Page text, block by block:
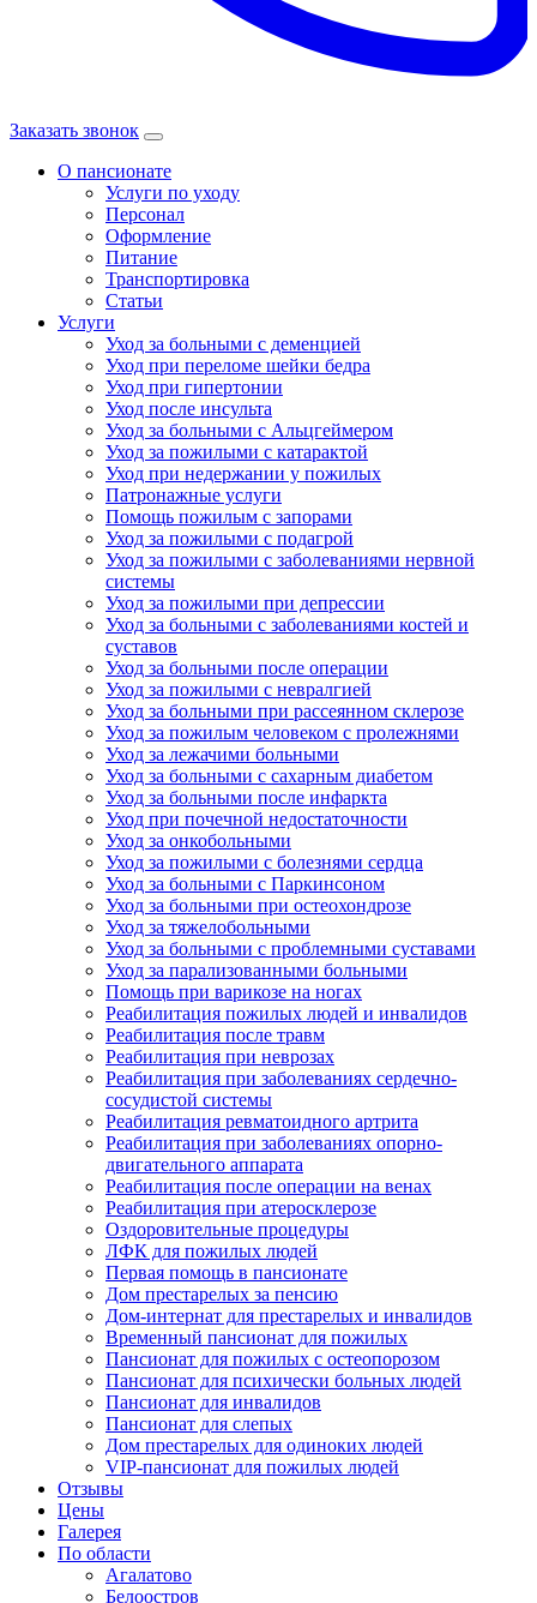
Заказать звонок
О пансионате
Услуги по уходу
Персонал
Оформление
Питание
Транспортировка
Статьи
Услуги
Уход за больными с деменцией
Уход при переломе шейки бедра
Уход при гипертонии
Уход после инсульта
Уход за больными с Альцгеймером
Уход за пожилыми с катарактой
Уход при недержании у пожилых
Патронажные услуги
Помощь пожилым с запорами
Уход за пожилыми с подагрой
Уход за пожилыми с заболеваниями нервной
системы
Уход за пожилыми при депрессии
Уход за больными с заболеваниями костей и
суставов
Уход за больными после операции
Уход за пожилыми с невралгией
Уход за больными при рассеянном склерозе
Уход за пожилым человеком с пролежнями
Уход за лежачими больными
Уход за больными с сахарным диабетом
Уход за больными после инфаркта
Уход при почечной недостаточности
Уход за онкобольными
Уход за пожилыми с болезнями сердца
Уход за больными с Паркинсоном
Уход за больными при остеохондрозе
Уход за тяжелобольными
Уход за больными с проблемными суставами
Уход за парализованными больными
Помощь при варикозе на ногах
Реабилитация пожилых людей и инвалидов
Реабилитация после травм
Реабилитация при неврозах
Реабилитация при заболеваниях сердечно-
сосудистой системы
Реабилитация ревматоидного артрита
Реабилитация при заболеваниях опорно-
двигательного аппарата
Реабилитация после операции на венах
Реабилитация при атеросклерозе
Оздоровительные процедуры
ЛФК для пожилых людей
Первая помощь в пансионате
Дом престарелых за пенсию
Дом-интернат для престарелых и инвалидов
Временный пансионат для пожилых
Пансионат для пожилых с остеопорозом
Пансионат для психически больных людей
Пансионат для инвалидов
Пансионат для слепых
Дом престарелых для одиноких людей
VIP-пансионат для пожилых людей
Отзывы
Цены
Галерея
По области
Агалатово
Белоостров